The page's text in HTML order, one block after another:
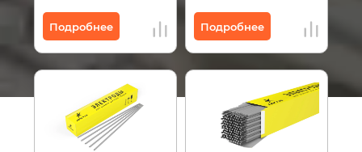
Подробнее Подробнее